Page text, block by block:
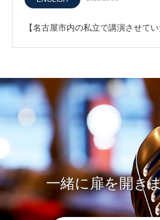
【名古屋市内の私立で講演させてい
一緒に扉を開き